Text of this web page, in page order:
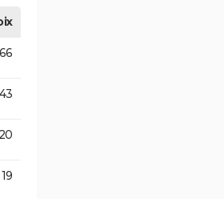
66
43
20
19